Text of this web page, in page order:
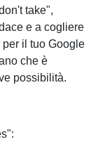
take",
e a cogliere
il tuo Google
che è
possibilità.